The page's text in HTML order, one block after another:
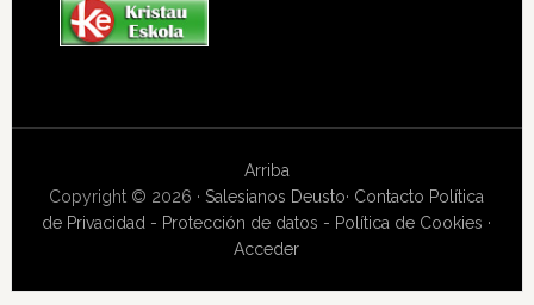
Arriba
Copyright © 2026 ·Salesianos Deusto· Contacto Política
de Privacidad - Protección de datos - Política de Cookies ·
Acceder